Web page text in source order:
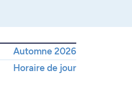
Automne 2026
Horaire de jour